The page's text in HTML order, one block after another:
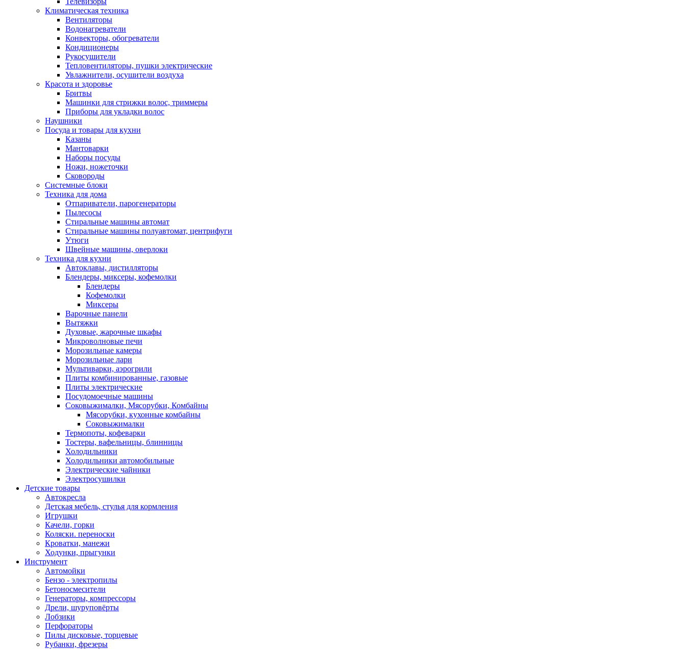
Климатическая техника
Вентиляторы
Водонагреватели
Конвекторы, обогреватели
Кондиционеры
Рукосушители
Тепловентиляторы, пушки электрические
Увлажнители, осушители воздуха
Красота и здоровье
Бритвы
Машинки для стрижки волос, триммеры
Приборы для укладки волос
Наушники
Посуда и товары для кухни
Казаны
Мантоварки
Наборы посуды
Ножи, ножеточки
Сковороды
Системные блоки
Техника для дома
Отпариватели, парогенераторы
Пылесосы
Стиральные машины автомат
Стиральные машины полуавтомат, центрифуги
Утюги
Швейные машины, оверлоки
Техника для кухни
Автоклавы, дистилляторы
Блендеры, миксеры, кофемолки
Блендеры
Кофемолки
Миксеры
Варочные панели
Вытяжки
Духовые, жарочные шкафы
Микроволновые печи
Морозильные камеры
Морозильные лари
Мультиварки, аэрогрили
Плиты комбинированные, газовые
Плиты электрические
Посудомоечные машины
Соковыжималки, Мясорубки, Комбайны
Мясорубки, кухонные комбайны
Соковыжималки
Термопоты, кофеварки
Тостеры, вафельницы, блинницы
Холодильники
Холодильники автомобильные
Электрические чайники
Электросушилки
Детские товары
Автокресла
Детская мебель, стулья для кормления
Игрушки
Качели, горки
Коляски. переноски
Кроватки, манежи
Ходунки, прыгунки
Инструмент
Автомойки
Бензо - электропилы
Бетоносмесители
Генераторы, компрессоры
Дрели, шуруповёрты
Лобзики
Перфораторы
Пилы дисковые, торцевые
Рубанки, фрезеры